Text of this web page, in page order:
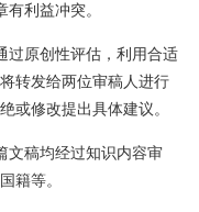
利益冲突。
过原创性评估，利用合适
转发给两位审稿人进行
或修改提出具体建议。
文稿均经过知识内容审
籍等。